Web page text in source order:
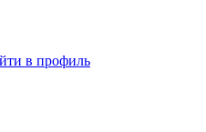
в профиль